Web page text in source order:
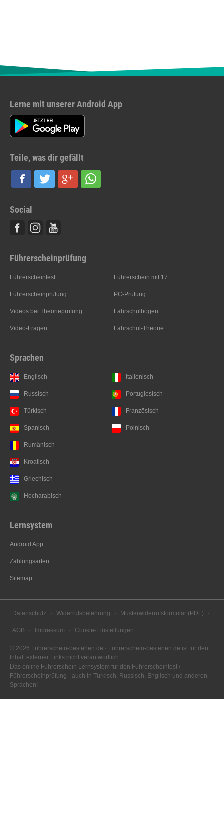
Lerne mit unserer Android App
Teile, was dir gefällt
Social
Führerscheinprüfung
Führerscheintest
Führerscheinprüfung
Videos bei Theorieprüfung
Video-Fragen
Führerschein mit 17
PC-Prüfung
Fahrschulbögen
Fahrschul-Theorie
Sprachen
Englisch
Russisch
Türkisch
Spanisch
Italienisch
Portugiesisch
Französisch
Polnisch
Rumänisch
Kroatisch
Griechisch
Hocharabisch
Lernsystem
Android App
Zahlungsarten
Sitemap
Datenschutz · Widerrufsbelehrung · Musterwiderrufsformular (PDF) ·
AGB · Impressum · Cookie-Einstellungen
© 2026 Führerschein-bestehen.de · Führerschein-bestehen.de ist für den
Inhalt externer Links nicht verantwortlich.
Das online Führerschein Lernsystem für den Führerscheintest /
Führerscheinprüfung - auch in Türkisch, Russisch, Englisch und anderen
Sprachen!